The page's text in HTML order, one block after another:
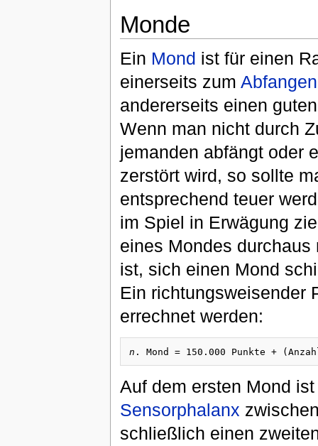
Monde
Ein Mond ist für einen
einerseits zum Abfangen
andererseits einen
Wenn man nicht durch
jemanden abfängt oder
zerstört wird, so sollte
entsprechend teuer
im Spiel in Erwägung
eines Mondes
ist, sich einen Mond
Ein richtungsweisender
errechnet werden:
n
Auf dem ersten Mond
Sensorphalanx
schließlich einen